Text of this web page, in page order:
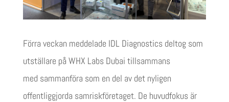
Förra veckan meddelade IDL Diagnostics deltogsom
utställare på WHX Labs Dubai tillsammans
med sammanföra som en del av det nyligen
offentliggjorda samriskföretaget. De huvudfokusär